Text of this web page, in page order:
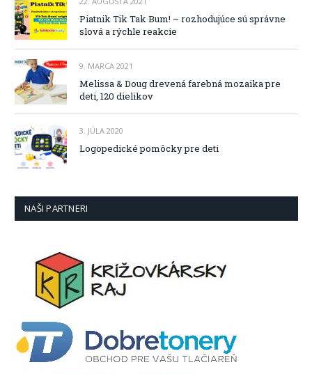
Piatnik Tik Tak Bum! – rozhodujúce sú správne
slová a rýchle reakcie
9. MARCA 2021
Melissa & Doug drevená farebná mozaika pre
deti, 120 dielikov
3. JÚLA 2020
Logopedické pomôcky pre deti
NAŠI PARTNERI